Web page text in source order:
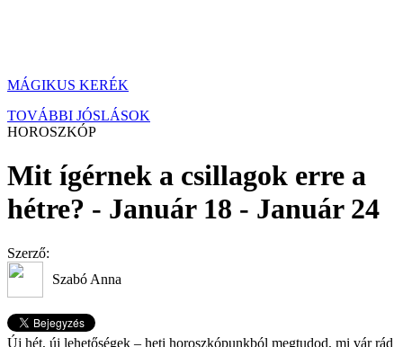
MÁGIKUS KERÉK
TOVÁBBI JÓSLÁSOK
HOROSZKÓP
Mit ígérnek a csillagok erre a
hétre? - Január 18 - Január 24
Szerző:
Szabó Anna
Új hét, új lehetőségek – heti horoszkópunkból megtudod, mi vár rád